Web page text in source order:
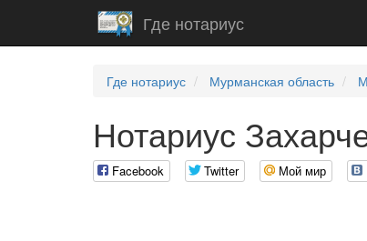
Где нотариус
Где нотариус Мурманская область
Нотариус
Facebook Twitter Мой мир